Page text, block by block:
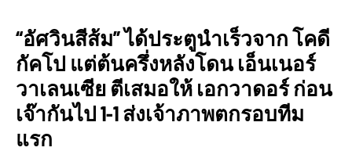
“อัศวินสีส้ม” ได้ประตูนำเร็วจาก โคดี
กัคโป แต่ต้นครึ่งหลังโดน เอ็นเนอร์
วาเลนเซีย ตีเสมอให้ เอกวาดอร์ ก่อน
เจ๊ากันไป 1-1 ส่งเจ้าภาพตกรอบทีม
แรก